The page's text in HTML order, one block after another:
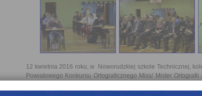
12 kwietnia 2016 roku, w Noworudzkiej szkole Technicznej,
Powiatowego Konkursu Ortograficznego Miss/ Mister
ortograficznymi tekstem. Jak zawsze świetnie przygotowani
języka polskiego z gimnazjów i szkół średnich powiatu